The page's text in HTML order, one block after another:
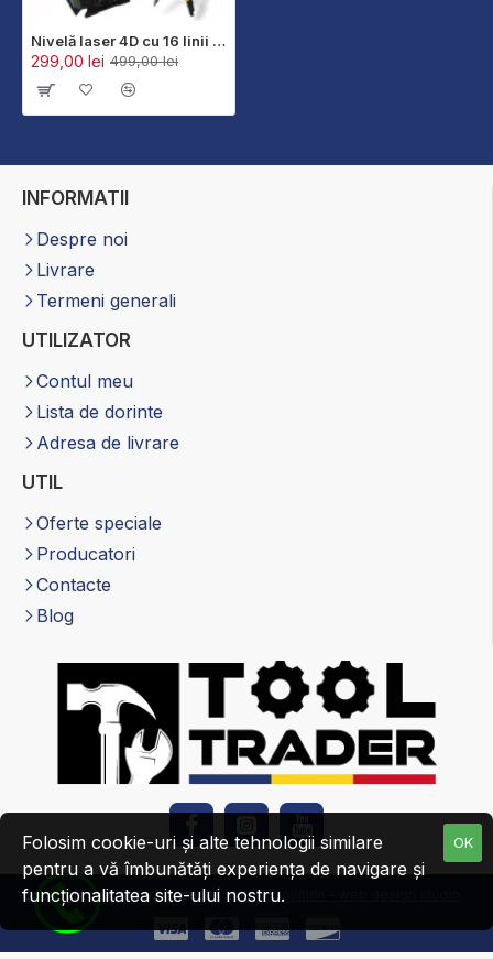
Nivelă laser 4D cu 16 linii KRONBERG 4D cu indicator de baterie + trepied
299,00 lei 499,00 lei
INFORMATII
Despre noi
Livrare
Termeni generali
UTILIZATOR
Contul meu
Lista de dorinte
Adresa de livrare
UTIL
Oferte speciale
Producatori
Contacte
Blog
Copyright tooltrader24.com© |Web R Solution - web design studio
OK
Folosim cookie-uri și alte tehnologii similare
pentru a vă îmbunătăți experiența de navigare și
funcționalitatea site-ului nostru.